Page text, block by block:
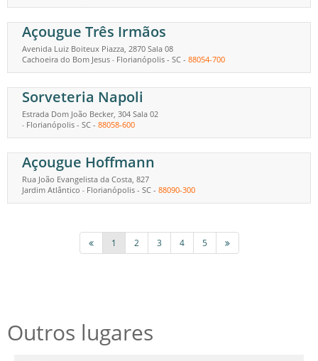
Açougue Três Irmãos
Avenida Luiz Boiteux Piazza, 2870 Sala 08
Cachoeira do Bom Jesus - Florianópolis - SC - 88054-700
Sorveteria Napoli
Estrada Dom João Becker, 304 Sala 02
- Florianópolis - SC - 88058-600
Açougue Hoffmann
Rua João Evangelista da Costa, 827
Jardim Atlântico - Florianópolis - SC - 88090-300
1 2 3 4 5
Outros lugares